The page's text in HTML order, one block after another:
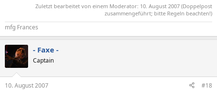
Zuletzt bearbeitet von einem Moderator: 10. August 2007 (Doppelpost
zusammengeführt; bitte Regeln beachten!)
mfg Frances
- Faxe -
Captain
10. August 2007 #18